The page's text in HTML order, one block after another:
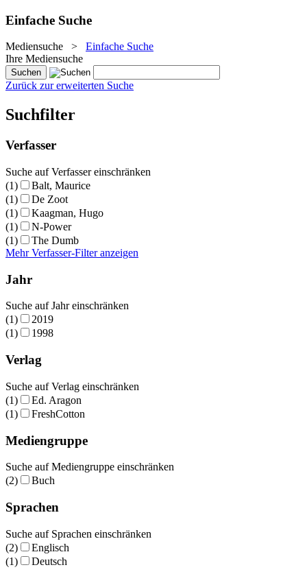
Einfache Suche
Mediensuche > Einfache Suche
Ihre Mediensuche
Zurück zur erweiterten Suche
Suchfilter
Verfasser
Suche auf Verfasser einschränken
(1)
Balt, Maurice
(1)
De Zoot
(1)
Kaagman, Hugo
(1)
N-Power
(1)
The Dumb
Mehr Verfasser-Filter anzeigen
Jahr
Suche auf Jahr einschränken
(1)
2019
(1)
1998
Verlag
Suche auf Verlag einschränken
(1)
Ed. Aragon
(1)
FreshCotton
Mediengruppe
Suche auf Mediengruppe einschränken
(2)
Buch
Sprachen
Suche auf Sprachen einschränken
(2)
Englisch
(1)
Deutsch